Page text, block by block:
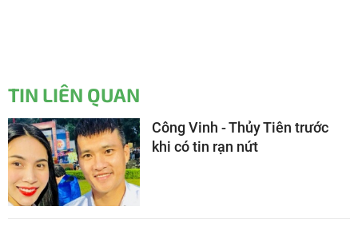
TIN LIÊN QUAN
Công Vinh - Thủy Tiên trước
khi có tin rạn nứt